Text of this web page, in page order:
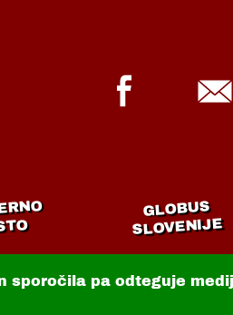
GLOBUS
SLOVENIJE
sporočila pa odteguje